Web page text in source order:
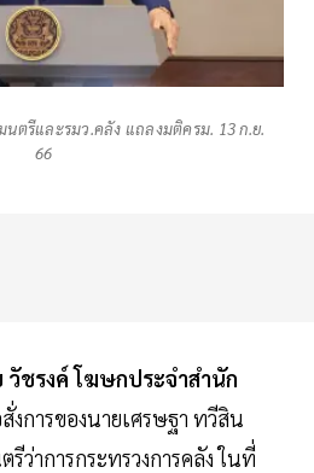
นตรีและรมว.คลัง แถลงมติครม. 13 ก.ย.
66
ชรงค์ โฆษกประจำสำนัก
งการของนายเศรษฐา ทวีสิน
ว่าการกระทรวงการคลัง ในที่